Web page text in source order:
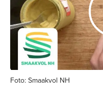
Foto: Smaakvol NH